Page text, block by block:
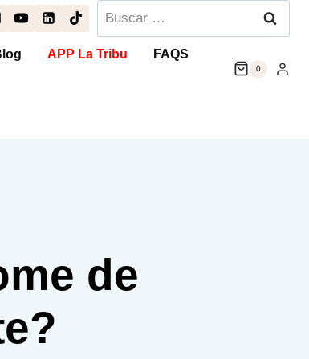
Buscar:
APP La Tribu FAQS
0
de